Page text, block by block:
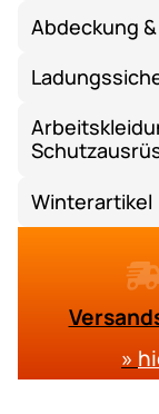
Abdeckung
Winterartikel
»